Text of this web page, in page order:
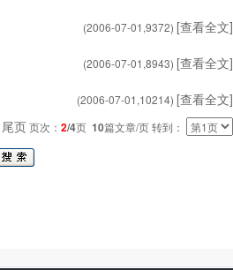
(2006-07-01,9372) [查看全文]
(2006-07-01,8943) [查看全文]
(2006-07-01,10214) [查看全文]
尾页页次： 2/4页 10篇文章/页 转到：